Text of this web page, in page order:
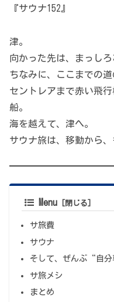
『サウナ152』
津。
向かった先は、まっしろ
ちなみに、ここまでの
セントレアまで赤い飛
船。
海を越えて、津へ。
サウナ旅は、移動から、
Menu
サ旅費
サウナ
そして、ぜんぶ“自分
サ旅メシ
まとめ